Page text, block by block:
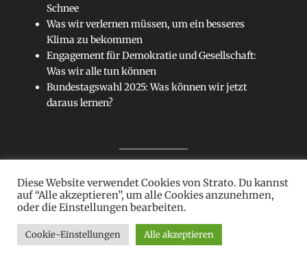
Schnee
Was wir verlernen müssen, um ein besseres
Klima zu bekommen
Engagement für Demokratie und Gesellschaft:
Was wir alle tun können
Bundestagswahl 2025: Was können wir jetzt
daraus lernen?
Sitemap
Copyright © 2026Kein Blatt . Alle Rechte vorbehalten.
Diese Website verwendet Cookies von Strato. Du kannst
auf “Alle akzeptieren”, um alle Cookies anzunehmen,
oder die Einstellungen bearbeiten.
Cookie-Einstellungen Alle akzeptieren